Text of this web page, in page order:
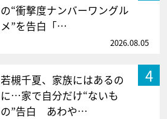
の“衝撃度ナンバーワングル
メ”を告白「…
2026.08.05
4
若槻千夏、家族にはあるの
に…家で自分だけ“ないも
の”告白 あわや…